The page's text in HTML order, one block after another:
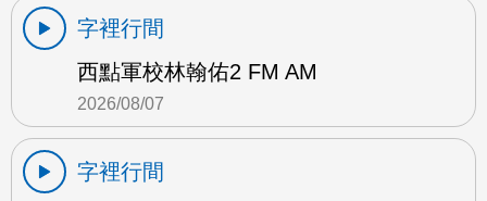
字裡行間
西點軍校林翰佑2 FM AM
2026/08/07
字裡行間